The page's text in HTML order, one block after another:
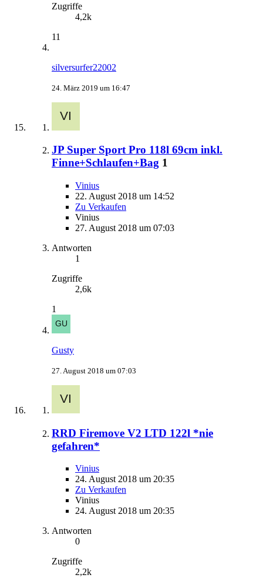
Zugriffe
4,2k
11
silversurfer22002
24. März 2019 um 16:47
JP Super Sport Pro 118l 69cm inkl.
Finne+Schlaufen+Bag 1
Vinius
22. August 2018 um 14:52
Zu Verkaufen
Vinius
27. August 2018 um 07:03
Antworten
1
Zugriffe
2,6k
1
Gusty
27. August 2018 um 07:03
RRD Firemove V2 LTD 122l *nie
gefahren*
Vinius
24. August 2018 um 20:35
Zu Verkaufen
Vinius
24. August 2018 um 20:35
Antworten
0
Zugriffe
2,2k